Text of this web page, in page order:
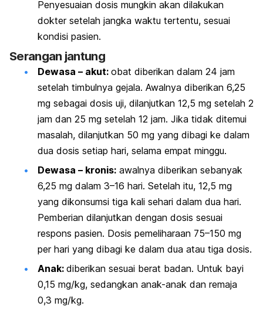
Penyesuaian dosis mungkin akan dilakukan
dokter setelah jangka waktu tertentu, sesuai
kondisi pasien.
Serangan jantung
Dewasa – akut: obat diberikan dalam 24 jam
setelah timbulnya gejala. Awalnya diberikan 6,25
mg sebagai dosis uji, dilanjutkan 12,5 mg setelah 2
jam dan 25 mg setelah 12 jam. Jika tidak ditemui
masalah, dilanjutkan 50 mg yang dibagi ke dalam
dua dosis setiap hari, selama empat minggu.
Dewasa – kronis: awalnya diberikan sebanyak
6,25 mg dalam 3–16 hari. Setelah itu, 12,5 mg
yang dikonsumsi tiga kali sehari dalam dua hari.
Pemberian dilanjutkan dengan dosis sesuai
respons pasien. Dosis pemeliharaan 75–150 mg
per hari yang dibagi ke dalam dua atau tiga dosis.
Anak: diberikan sesuai berat badan. Untuk bayi
0,15 mg/kg, sedangkan anak-anak dan remaja
0,3 mg/kg.